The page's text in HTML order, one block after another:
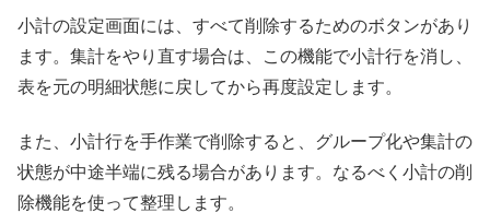
小計の設定画面には、すべて削除するためのボタンがあり
ます。集計をやり直す場合は、この機能で小計行を消し、
表を元の明細状態に戻してから再度設定します。
また、小計行を手作業で削除すると、グループ化や集計の
状態が中途半端に残る場合があります。なるべく小計の削
除機能を使って整理します。